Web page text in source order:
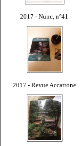
2017 - Nunc, n°41
2017 - Revue Accattone